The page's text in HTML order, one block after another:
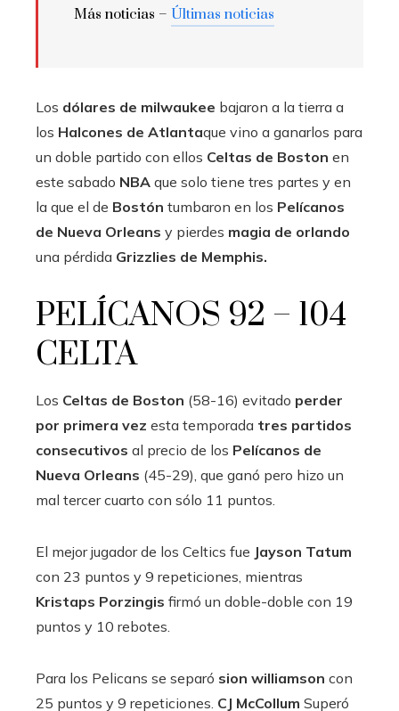
Más noticias – Últimas noticias
Los dólares de milwaukee bajaron a la tierra a
los Halcones de Atlantaque vino a ganarlos para
un doble partido con ellos Celtas de Boston en
este sabado NBA que solo tiene tres partes y en
la que el de Bostón tumbaron en los Pelícanos
de Nueva Orleans y pierdes magia de orlando
una pérdida Grizzlies de Memphis.
PELÍCANOS 92 – 104
CELTA
Los Celtas de Boston (58-16) evitado perder
por primera vez esta temporada tres partidos
consecutivos al precio de los Pelícanos de
Nueva Orleans (45-29), que ganó pero hizo un
mal tercer cuarto con sólo 11 puntos.
El mejor jugador de los Celtics fue Jayson Tatum
con 23 puntos y 9 repeticiones, mientras
Kristaps Porzingis firmó un doble-doble con 19
puntos y 10 rebotes.
Para los Pelicans se separó sion williamson con
25 puntos y 9 repeticiones. CJ McCollum Superó